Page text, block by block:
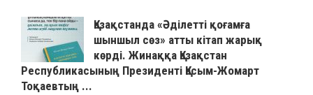
Қазақстанда «Әділетті қоғамға
шыншыл сөз» атты кітап жарық
көрді. Жинаққа Қазақстан
Республикасының Президенті Қасым-Жомарт
Тоқаевтың ...